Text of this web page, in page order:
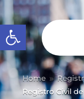
Abrir barra de
Home 9
Registro Civil